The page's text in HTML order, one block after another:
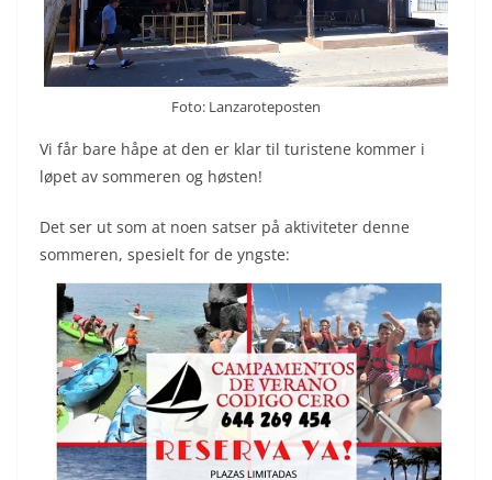
Foto: Lanzaroteposten
Vi får bare håpe at den er klar til turistene kommer i
løpet av sommeren og høsten!
Det ser ut som at noen satser på aktiviteter denne
sommeren, spesielt for de yngste: